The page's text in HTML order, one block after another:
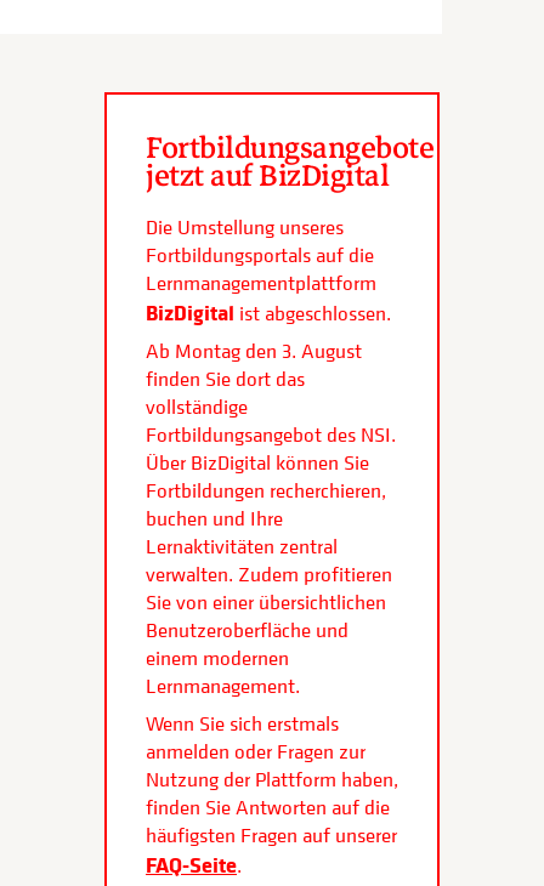
Fortbildungsangebote
jetzt auf BizDigital
Die Umstellung unseres
Fortbildungsportals auf die
Lernmanagementplattform
BizDigital ist abgeschlossen.
Ab Montag den 3. August
finden Sie dort das
vollständige
Fortbildungsangebot des NSI.
Über BizDigital können Sie
Fortbildungen recherchieren,
buchen und Ihre
Lernaktivitäten zentral
verwalten. Zudem profitieren
Sie von einer übersichtlichen
Benutzeroberfläche und
einem modernen
Lernmanagement.
Wenn Sie sich erstmals
anmelden oder Fragen zur
Nutzung der Plattform haben,
finden Sie Antworten auf die
häufigsten Fragen auf unserer
FAQ-Seite.